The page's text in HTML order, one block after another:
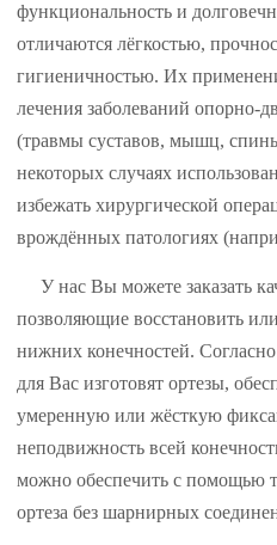
функциональность и
отличаются лёгкостью,
гигиеничностью. Их
лечения заболеваний опорно-
(травмы суставов, мышц,
некоторых случаях
избежать хирургической
врождённых патологиях
У нас Вы можете заказать
позволяющие восстановить
нижних конечностей.
для Вас изготовят ортезы,
умеренную или жёсткую
неподвижность всей
можно обеспечить с помощью
ортеза без шарнирных